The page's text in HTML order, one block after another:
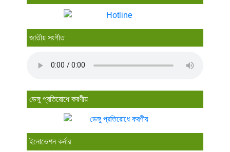
জাতীয় সংগীত
ডেঙ্গু প্রতিরোধে করণীয়
ইনোভেশন কর্নার